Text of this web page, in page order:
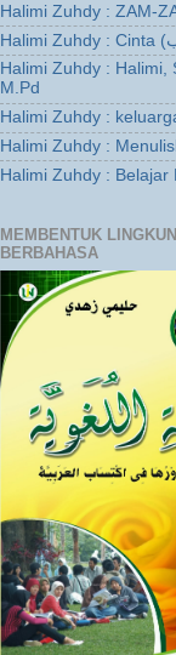
Halimi Zuhdy : ZAM-
Halimi Zuhdy : Halimi,
M.Pd
Halimi Zuhdy :
Halimi Zuhdy :
Halimi Zuhdy : Belajar
MEMBENTUK
BERBAHASA